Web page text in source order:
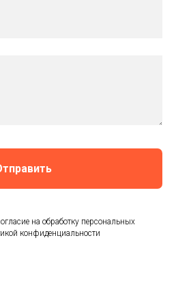
на обработку персональных
конфиденциальности